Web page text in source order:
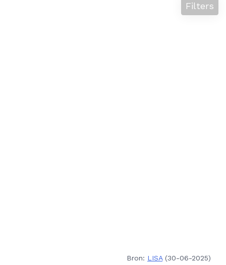
Filters
Bron: LISA(30-06-2025)